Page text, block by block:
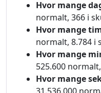
Hvor mange
normalt, 366 i
Hvor mange
normalt, 8.784 i
Hvor mange
525.600
Hvor mange